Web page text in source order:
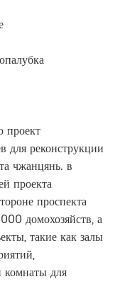
для реконструкции
чжанцянь. в
проекта
проспекта
домохозяйств, а
такие как залы
для